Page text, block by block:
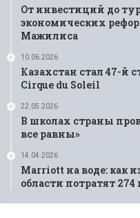
От инвестиций до
экономических
Мажилиса
10.06.2026
Казахстан стал 47-й
Cirque du Soleil
22.05.2026
В школах страны
все равны»
14.04.2026
Marriott на воде: как
области потратят